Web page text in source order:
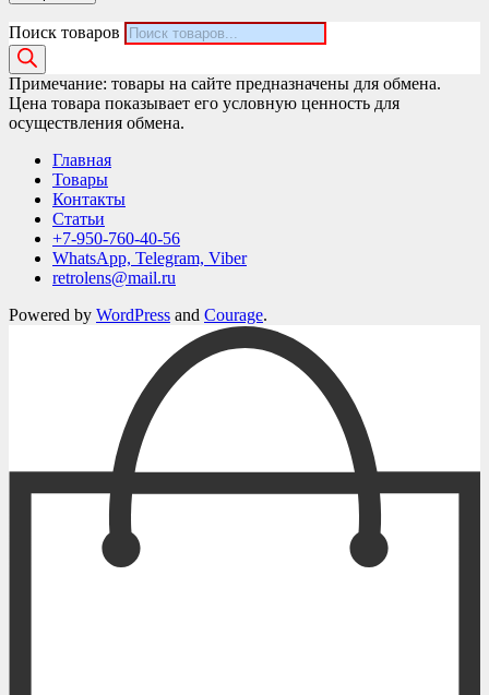
Поиск товаров
Примечание: товары на сайте предназначены для обмена.
Цена товара показывает его условную ценность для
осуществления обмена.
Главная
Товары
Контакты
Статьи
+7-950-760-40-56
WhatsApp, Telegram, Viber
retrolens@mail.ru
Powered by WordPress and Courage.